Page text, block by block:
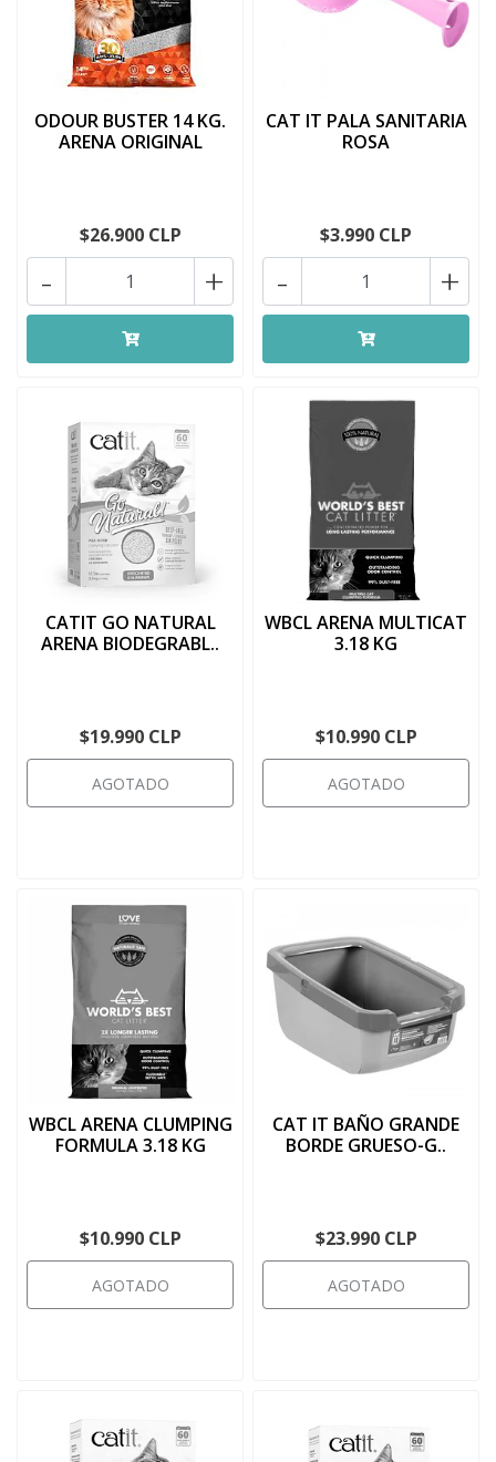
ODOUR BUSTER 14 KG.
ARENA ORIGINAL
$26.900 CLP
+
-
CAT IT PALA SANITARIA
ROSA
$3.990 CLP
+
-
CATIT GO NATURAL
ARENA BIODEGRABL..
$19.990 CLP
AGOTADO
WBCL ARENA MULTICAT
3.18 KG
$10.990 CLP
AGOTADO
WBCL ARENA CLUMPING
FORMULA 3.18 KG
$10.990 CLP
AGOTADO
CAT IT BAÑO GRANDE
BORDE GRUESO-G..
$23.990 CLP
AGOTADO